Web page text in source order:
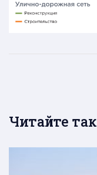
Читайте